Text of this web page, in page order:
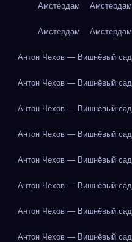
Амстердам Амстердам
Амстердам Амстердам
Антон Чехов — Вишнёвый сад
Антон Чехов — Вишнёвый сад
Антон Чехов — Вишнёвый сад
Антон Чехов — Вишнёвый сад
Антон Чехов — Вишнёвый сад
Антон Чехов — Вишнёвый сад
Антон Чехов — Вишнёвый сад
Антон Чехов — Вишнёвый сад